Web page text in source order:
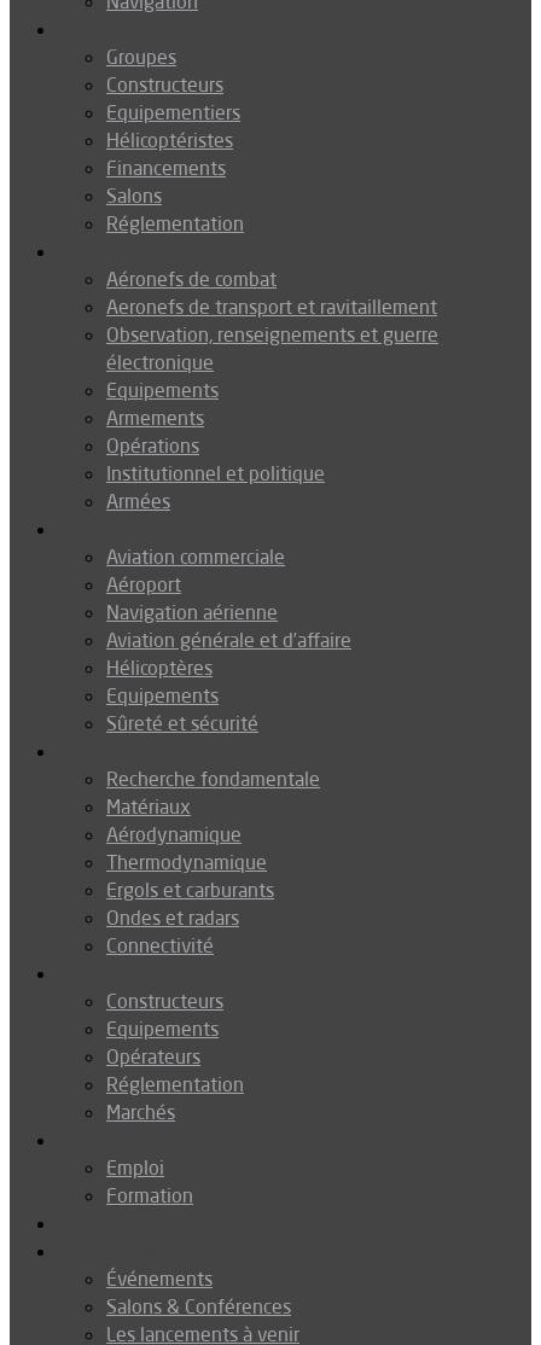
Groupes
Constructeurs
Equipementiers
Hélicoptéristes
Financements
Salons
Réglementation
Aéronefs de combat
Aeronefs de transport et ravitaillement
Observation, renseignements et guerre
électronique
Equipements
Armements
Opérations
Institutionnel et politique
Armées
Aviation commerciale
Aéroport
Navigation aérienne
Aviation générale et d’affaire
Hélicoptères
Equipements
Sûreté et sécurité
Recherche fondamentale
Matériaux
Aérodynamique
Thermodynamique
Ergols et carburants
Ondes et radars
Connectivité
Constructeurs
Equipements
Opérateurs
Réglementation
Marchés
Emploi
Formation
Événements
Salons & Conférences
Les lancements à venir